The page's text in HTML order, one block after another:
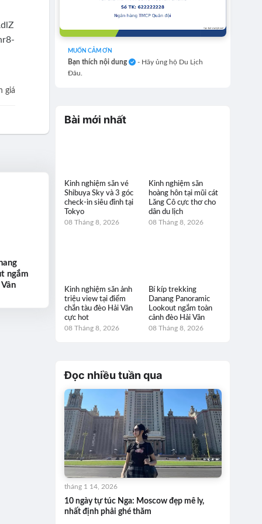
giá
ngắm
MUỐN CẢM ƠN
Bạn thích nội dung
- Hãy ủng hộ Du Lịch
Đâu.
Bài mới nhất
Kinh nghiệm săn vé
Shibuya Sky và 3 góc
check-in siêu đỉnh tại
Tokyo
08 Tháng 8, 2026
Kinh nghiệm săn
hoàng hôn tại mũi cát
Lăng Cô cực thơ cho
dân du lịch
08 Tháng 8, 2026
Kinh nghiệm săn ảnh
triệu view tại điểm
chắn tàu đèo Hải Vân
cực hot
08 Tháng 8, 2026
Bí kíp trekking
Danang Panoramic
Lookout ngắm toàn
cảnh đèo Hải Vân
08 Tháng 8, 2026
Đọc nhiều tuần qua
10 ngày tự túc Nga: Moscow đẹp mê ly,
nhất định phải ghé thăm
tháng 1 14, 2026